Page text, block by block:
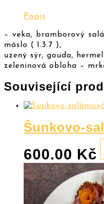
Popis
– veka, bramborový
máslo ( 1.3.7 ),
uzený sýr, gouda,
zeleninová obloha –
Související
Šunkovo-
600.00 Kč